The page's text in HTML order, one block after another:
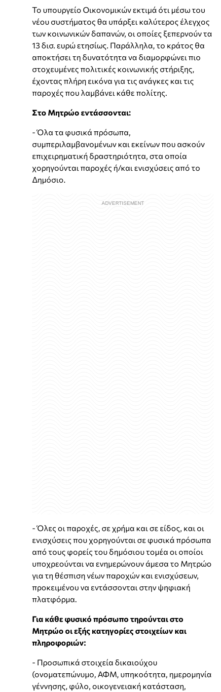
Το υπουργείο Οικονομικών εκτιμά ότι μέσω του
νέου συστήματος θα υπάρξει καλύτερος έλεγχος
των κοινωνικών δαπανών, οι οποίες ξεπερνούν τα
13 δισ. ευρώ ετησίως. Παράλληλα, το κράτος θα
αποκτήσει τη δυνατότητα να διαμορφώνει πιο
στοχευμένες πολιτικές κοινωνικής στήριξης,
έχοντας πλήρη εικόνα για τις ανάγκες και τις
παροχές που λαμβάνει κάθε πολίτης.
Στο Μητρώο εντάσσονται:
- Όλα τα φυσικά πρόσωπα,
συμπεριλαμβανομένων και εκείνων που ασκούν
επιχειρηματική δραστηριότητα, στα οποία
χορηγούνται παροχές ή/και ενισχύσεις από το
Δημόσιο.
- Όλες οι παροχές, σε χρήμα και σε είδος, και οι
ενισχύσεις που χορηγούνται σε φυσικά πρόσωπα
από τους φορείς του δημόσιου τομέα οι οποίοι
υποχρεούνται να ενημερώνουν άμεσα το Μητρώο
για τη θέσπιση νέων παροχών και ενισχύσεων,
προκειμένου να εντάσσονται στην ψηφιακή
πλατφόρμα.
Για κάθε φυσικό πρόσωπο τηρούνται στο
Μητρώο οι εξής κατηγορίες στοιχείων και
πληροφοριών:
- Προσωπικά στοιχεία δικαιούχου
(ονοματεπώνυμο, ΑΦΜ, υπηκοότητα, ημερομηνία
γέννησης, φύλο, οικογενειακή κατάσταση,